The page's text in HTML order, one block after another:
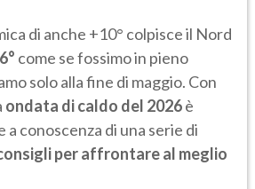
di anche +10° colpisce il Nord
come se fossimo in pieno
solo alla fine di maggio. Con
ondata di caldo del 2026è
conoscenza di una serie di
per affrontare al meglio